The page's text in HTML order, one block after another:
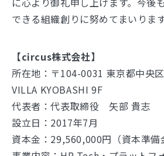
できる組織創りに努めてまいります
【circus株式会社】
所在地：〒104-0031 東京都中央
VILLA KYOBASHI 9F
代表者：代表取締役 矢部 貴志
設立日：2017年7月
資本金：29,560,000円（資本準備